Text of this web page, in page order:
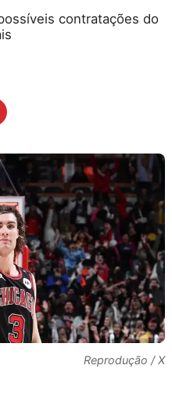
contratações do
Reprodução / X